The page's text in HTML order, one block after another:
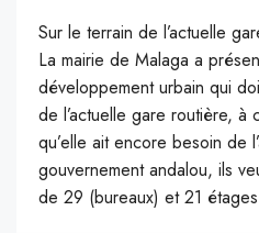
Sur le terrain de l’actuelle
La mairie de Malaga a
développement urbain qui
de l’actuelle gare routière,
qu’elle ait encore besoin de
gouvernement andalou, ils
de 29 (bureaux) et 21